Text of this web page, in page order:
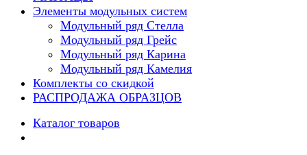
Элементы модульных систем
Модульный ряд Стелла
Модульный ряд Грейс
Модульный ряд Карина
Модульный ряд Камелия
Комплекты со скидкой
РАСПРОДАЖА ОБРАЗЦОВ
Каталог товаров